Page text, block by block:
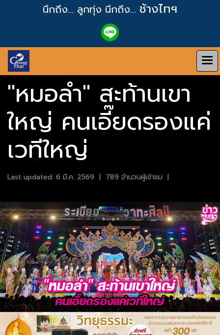
นึกถึง... ลูกทุ่ง นึกถึง... ช้างไทฯ
"หมอลำ" สะท้านเขา
ใหญ่ คนเอี๊ยดรองแค่
เวทีใหญ่
Last updated: 6 มี.ค. 2569 | 789 จำนวนผู้เข้าชม |